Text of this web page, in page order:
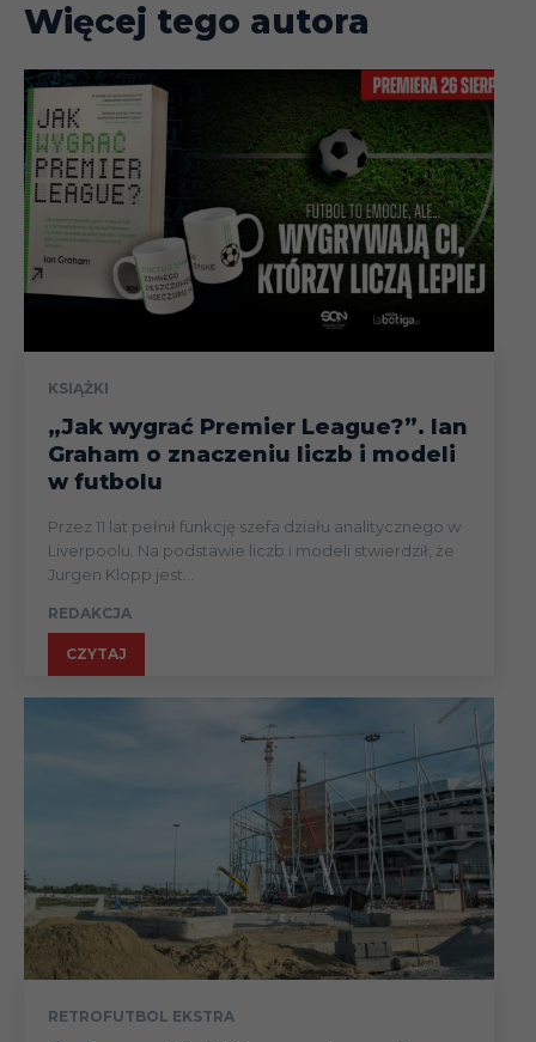
Więcej tego autora
KSIĄŻKI
„Jak wygrać Premier League?”. Ian
Graham o znaczeniu liczb i modeli
w futbolu
Przez 11 lat pełnił funkcję szefa działu analitycznego w
Liverpoolu. Na podstawie liczb i modeli stwierdził, że
Jurgen Klopp jest...
REDAKCJA
CZYTAJ
RETROFUTBOL EKSTRA